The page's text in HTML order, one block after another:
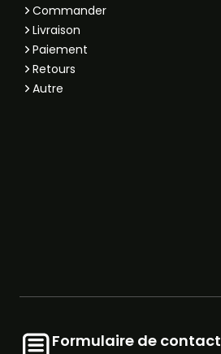
Commander
Livraison
Paiement
Retours
Autre
Formulaire de contact